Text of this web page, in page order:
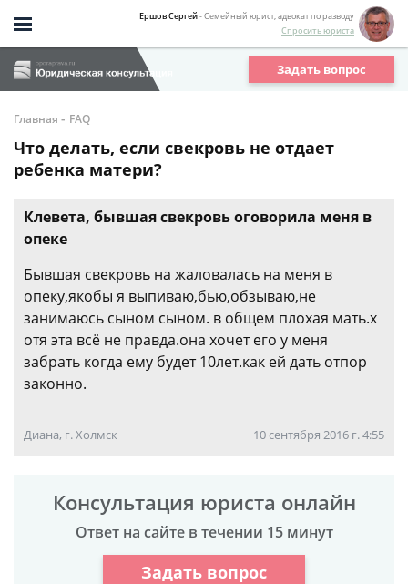
Ершов Сергей- Семейный юрист, адвокат по разводу
Спросить юриста
Задать вопрос
Главная - FAQ
Что делать, если свекровь не отдает
ребенка матери?
Клевета, бывшая свекровь оговорила меня в
опеке
Бывшая свекровь на жаловалась на меня в
опеку,якобы я выпиваю,бью,обзываю,не
занимаюсь сыном сыном. в общем плохая мать.х
отя эта всё не правда.она хочет его у меня
забрать когда ему будет 10лет.как ей дать отпор
законно.
Диана, г. Холмск 10 сентября 2016 г. 4:55
Консультация юриста онлайн
Ответ на сайте в течении 15 минут
Задать вопрос